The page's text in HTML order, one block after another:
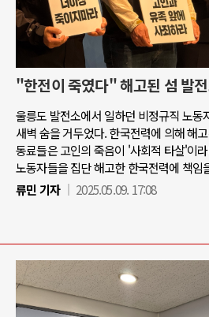
"한전이 죽였다" 해고된 섬 발
울릉도 발전소에서 일하던 비정규직 노동
새벽 숨을 거두었다. 한국전력에 의해 해
동료들은 고인의 죽음이 '사회적 타살'이
노동자들을 집단 해고한 한국전력에 책임
류민 기자
2025.05.09. 17:08